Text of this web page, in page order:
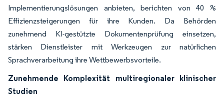
Implementierungslösungen anbieten, berichten von 40 %
Effizienzsteigerungen für ihre Kunden. Da Behörden
zunehmend KI-gestützte Dokumentenprüfung einsetzen,
stärken Dienstleister mit Werkzeugen zur natürlichen
Sprachverarbeitung ihre Wettbewerbsvorteile.
Zunehmende Komplexität multiregionaler klinischer
Studien